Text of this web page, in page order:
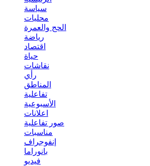
سياسة
محليات
الحج والعمرة
رياضة
اقتصاد
حياة
نقاشات
رأي
المناطق
تفاعلية
الأسبوعية
اعلانات
صور تفاعلية
مناسبات
إنفوجراف
بانوراما
فيديو